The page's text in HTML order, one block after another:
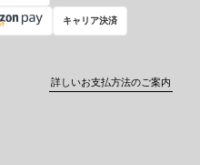
キャリア決済
詳しいお支払方法のご案内